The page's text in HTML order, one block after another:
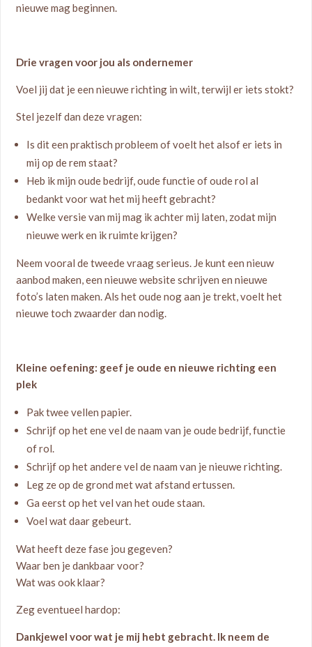
nieuwe mag beginnen.
Drie vragen voor jou als ondernemer
Voel jij dat je een nieuwe richting in wilt, terwijl er iets stokt?
Stel jezelf dan deze vragen:
Is dit een praktisch probleem of voelt het alsof er iets in
mij op de rem staat?
Heb ik mijn oude bedrijf, oude functie of oude rol al
bedankt voor wat het mij heeft gebracht?
Welke versie van mij mag ik achter mij laten, zodat mijn
nieuwe werk en ik ruimte krijgen?
Neem vooral de tweede vraag serieus. Je kunt een nieuw
aanbod maken, een nieuwe website schrijven en nieuwe
foto’s laten maken. Als het oude nog aan je trekt, voelt het
nieuwe toch zwaarder dan nodig.
Kleine oefening: geef je oude en nieuwe richting een
plek
Pak twee vellen papier.
Schrijf op het ene vel de naam van je oude bedrijf, functie
of rol.
Schrijf op het andere vel de naam van je nieuwe richting.
Leg ze op de grond met wat afstand ertussen.
Ga eerst op het vel van het oude staan.
Voel wat daar gebeurt.
Wat heeft deze fase jou gegeven?
Waar ben je dankbaar voor?
Wat was ook klaar?
Zeg eventueel hardop:
Dankjewel voor wat je mij hebt gebracht. Ik neem de